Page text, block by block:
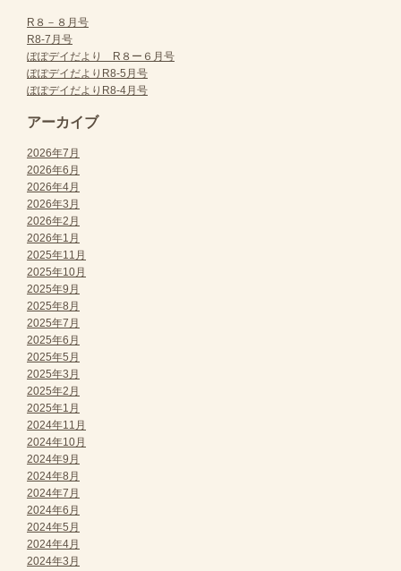
R８－８月号
R8-7月号
ぽぽデイだより R８ー６月号
ぽぽデイだよりR8-5月号
ぽぽデイだよりR8-4月号
アーカイブ
2026年7月
2026年6月
2026年4月
2026年3月
2026年2月
2026年1月
2025年11月
2025年10月
2025年9月
2025年8月
2025年7月
2025年6月
2025年5月
2025年3月
2025年2月
2025年1月
2024年11月
2024年10月
2024年9月
2024年8月
2024年7月
2024年6月
2024年5月
2024年4月
2024年3月